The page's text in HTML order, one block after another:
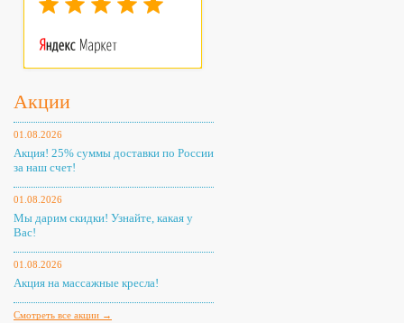
Акции
01.08.2026
Акция! 25% суммы доставки по России
за наш счет!
01.08.2026
Мы дарим скидки! Узнайте, какая у
Вас!
01.08.2026
Акция на массажные кресла!
Смотреть все акции →